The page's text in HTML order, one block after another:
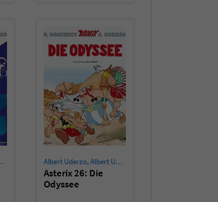
Albert Uderzo,Albert Uderzo
Asterix 26: Die
Odyssee